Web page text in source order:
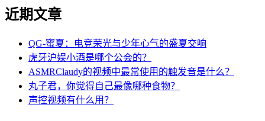
近期文章
QG-蜜夏：电竞荣光与少年心气的盛夏交响
虎牙沪娱小酒是哪个公会的？
ASMRClaudy的视频中最常使用的触发音是什么？
丸子君，你觉得自己最像哪种食物？
声控视频有什么用？